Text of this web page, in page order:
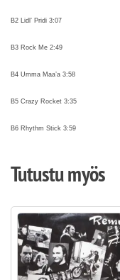
B2 Lidl’ Pridi 3:07
B3 Rock Me 2:49
B4 Umma Maa’a 3:58
B5 Crazy Rocket 3:35
B6 Rhythm Stick 3:59
Tutustu myös